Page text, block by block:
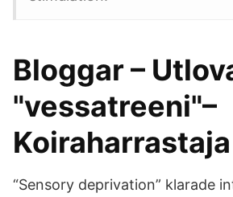
Bloggar –
"vessatreeni"–
Koiraharrastaja
“Sensory deprivation” klarade